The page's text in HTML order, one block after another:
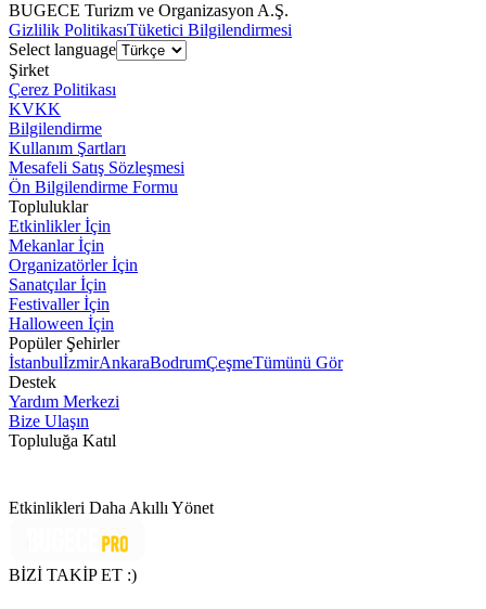
BUGECE Turizm ve Organizasyon A.Ş.
Gizlilik PolitikasıTüketici Bilgilendirmesi
Select language
Şirket
Çerez Politikası
KVKK
Bilgilendirme
Kullanım Şartları
Mesafeli Satış Sözleşmesi
Ön Bilgilendirme Formu
Topluluklar
Etkinlikler İçin
Mekanlar İçin
Organizatörler İçin
Sanatçılar İçin
Festivaller İçin
Halloween İçin
Popüler Şehirler
İstanbulİzmirAnkaraBodrumÇeşmeTümünü Gör
Destek
Yardım Merkezi
Bize Ulaşın
Topluluğa Katıl
Etkinlikleri Daha Akıllı Yönet
BİZİ TAKİP ET :)